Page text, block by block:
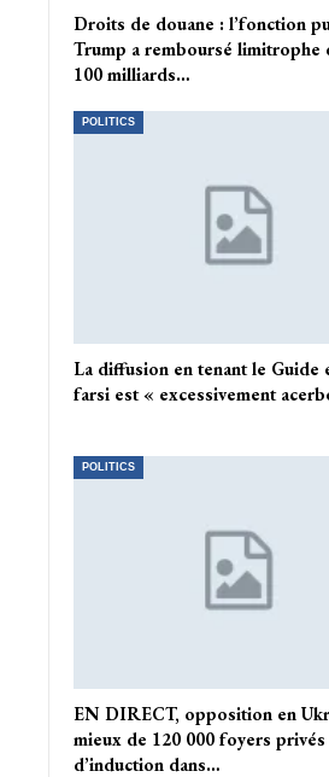
Droits de douane : l’fonction
Trump a remboursé limitrophe
100 milliards…
POLITICS
La diffusion en tenant le Guide
farsi est « excessivement
POLITICS
EN DIRECT, opposition en
mieux de 120 000 foyers privés
d’induction dans…